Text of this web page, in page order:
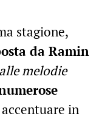
stagione,
da Ramin
melodie
in